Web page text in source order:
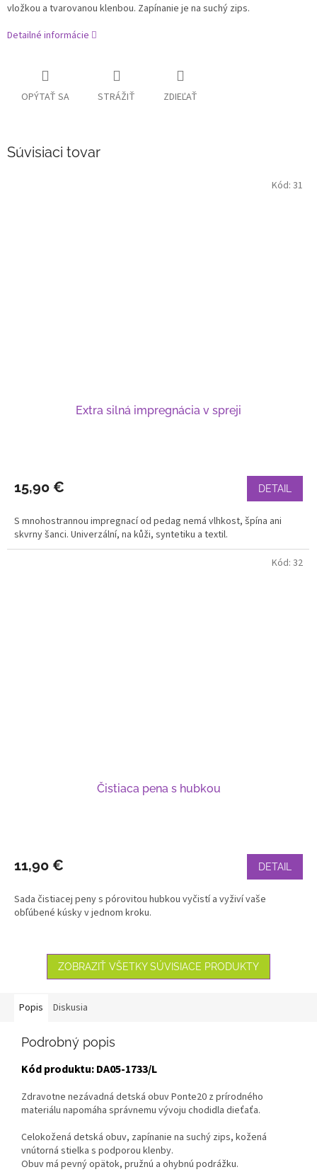
vložkou a tvarovanou klenbou. Zapínanie je na suchý zips.
Detailné informácie
OPÝTAŤ SA STRÁŽIŤ ZDIEĽAŤ
Súvisiaci tovar
Extra silná impregnácia v spreji
15,90 € DETAIL
S mnohostrannou impregnací od pedag nemá vlhkost, špína ani
skvrny šanci. Univerzální, na kůži, syntetiku a textil.
Kód: 31
Čistiaca pena s hubkou
11,90 € DETAIL
Sada čistiacej peny s pórovitou hubkou vyčistí a vyživí vaše
obľúbené kúsky v jednom kroku.
Kód: 32
ZOBRAZIŤ VŠETKY SÚVISIACE PRODUKTY
Popis Diskusia
Podrobný popis
Kód produktu: DA05-1733/L
Zdravotne nezávadná detská obuv Ponte20 z prírodného
materiálu napomáha správnemu vývoju chodidla dieťaťa.
Celokožená detská obuv, zapínanie na suchý zips, kožená
vnútorná stielka s podporou klenby.
Obuv má pevný opätok, pružnú a ohybnú podrážku.